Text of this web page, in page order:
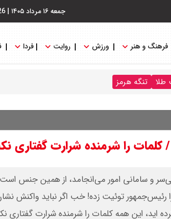
جمعه ۱۶ مرداد ۱۴۰۵ |
فرهنگ و هنر ورزش روایت فردا
طلا تنگه هرمز
را شرمنده شرارت گفتاری
و سامانی امور می‌انجامد، از همین جنس
توئیت زده! خب اگر نباید واکنش
اید، این همه کلمات را شرمنده شرارت گفتاری